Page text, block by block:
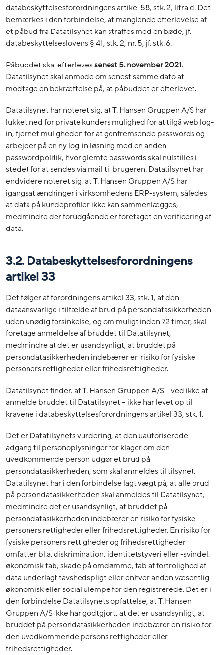
databeskyttelsesforordningens artikel 58, stk. 2, litra d. Det
bemærkes i den forbindelse, at manglende efterlevelse af
et påbud fra Datatilsynet kan straffes med en bøde, jf.
databeskyttelseslovens § 41, stk. 2, nr. 5, jf. stk. 6.
Påbuddet skal efterlevessenest 5. november 2021.
Datatilsynet skal anmode om senest samme dato at
modtage en bekræftelse på, at påbuddet er efterlevet.
Datatilsynet har noteret sig, at T. Hansen Gruppen A/S har
lukket ned for private kunders mulighed for at tilgå web log-
in, fjernet muligheden for at genfremsende passwords og
arbejder på en ny log-in løsning med en anden
passwordpolitik, hvor glemte passwords skal nulstilles i
stedet for at sendes via mail til brugeren. Datatilsynet har
endvidere noteret sig, at T. Hansen Gruppen A/S har
igangsat ændringer i virksomhedens ERP-system, således
at data på kundeprofiler ikke kan sammenlægges,
medmindre der forudgående er foretaget en verificering af
data.
3.2. Databeskyttelsesforordningens
artikel 33
Det følger af forordningens artikel 33, stk. 1, at den
dataansvarlige i tilfælde af brud på persondatasikkerheden
uden unødig forsinkelse, og om muligt inden 72 timer, skal
foretage anmeldelse af bruddet til Datatilsynet,
medmindre at det er usandsynligt, at bruddet på
persondatasikkerheden indebærer en risiko for fysiske
personers rettigheder eller frihedsrettigheder.
Datatilsynet finder, at T. Hansen Gruppen A/S – ved ikke at
anmelde bruddet til Datatilsynet – ikke har levet op til
kravene i databeskyttelsesforordningens artikel 33, stk. 1.
Det er Datatilsynets vurdering, at den uautoriserede
adgang til personoplysninger for klager om den
uvedkommende person udgør et brud på
persondatasikkerheden, som skal anmeldes til tilsynet.
Datatilsynet har i den forbindelse lagt vægt på, at alle brud
på persondatasikkerheden skal anmeldes til Datatilsynet,
medmindre det er usandsynligt, at bruddet på
persondatasikkerheden indebærer en risiko for fysiske
personers rettigheder eller frihedsrettigheder. En risiko for
fysiske personers rettigheder og frihedsrettigheder
omfatter bl.a. diskrimination, identitetstyveri eller -svindel,
økonomisk tab, skade på omdømme, tab af fortrolighed af
data underlagt tavshedspligt eller enhver anden væsentlig
økonomisk eller social ulempe for den registrerede. Det er i
den forbindelse Datatilsynets opfattelse, at T. Hansen
Gruppen A/S ikke har godtgjort, at det er usandsynligt, at
bruddet på persondatasikkerheden indebærer en risiko for
den uvedkommende persons rettigheder eller
frihedsrettigheder.